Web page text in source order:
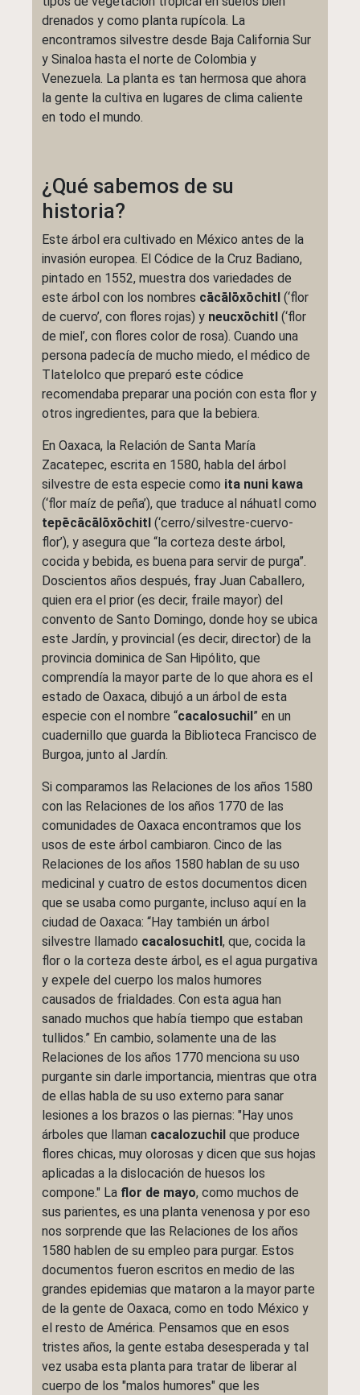
drenados y como planta rupícola. La
encontramos silvestre desde Baja California Sur
y Sinaloa hasta el norte de Colombia y
Venezuela. La planta es tan hermosa que ahora
la gente la cultiva en lugares de clima caliente
en todo el mundo.
¿Qué sabemos de su
historia?
Este árbol era cultivado en México antes de la
invasión europea. El Códice de la Cruz Badiano,
pintado en 1552, muestra dos variedades de
este árbol con los nombres cācālōxōchitl (‘flor
de cuervo’, con flores rojas) y neucxōchitl (‘flor
de miel’, con flores color de rosa). Cuando una
persona padecía de mucho miedo, el médico de
Tlatelolco que preparó este códice
recomendaba preparar una poción con esta flor y
otros ingredientes, para que la bebiera.
En Oaxaca, la Relación de Santa María
Zacatepec, escrita en 1580, habla del árbol
silvestre de esta especie como ita nuni kawa
(‘flor maíz de peña’), que traduce al náhuatl como
tepēcācālōxōchitl (‘cerro/silvestre-cuervo-
flor’), y asegura que “la corteza deste árbol,
cocida y bebida, es buena para servir de purga”.
Doscientos años después, fray Juan Caballero,
quien era el prior (es decir, fraile mayor) del
convento de Santo Domingo, donde hoy se ubica
este Jardín, y provincial (es decir, director) de la
provincia dominica de San Hipólito, que
comprendía la mayor parte de lo que ahora es el
estado de Oaxaca, dibujó a un árbol de esta
especie con el nombre “cacalosuchil” en un
cuadernillo que guarda la Biblioteca Francisco de
Burgoa, junto al Jardín.
Si comparamos las Relaciones de los años 1580
con las Relaciones de los años 1770 de las
comunidades de Oaxaca encontramos que los
usos de este árbol cambiaron. Cinco de las
Relaciones de los años 1580 hablan de su uso
medicinal y cuatro de estos documentos dicen
que se usaba como purgante, incluso aquí en la
ciudad de Oaxaca: “Hay también un árbol
silvestre llamado cacalosuchitl, que, cocida la
flor o la corteza deste árbol, es el agua purgativa
y expele del cuerpo los malos humores
causados de frialdades. Con esta agua han
sanado muchos que había tiempo que estaban
tullidos.” En cambio, solamente una de las
Relaciones de los años 1770 menciona su uso
purgante sin darle importancia, mientras que otra
de ellas habla de su uso externo para sanar
lesiones a los brazos o las piernas: "Hay unos
árboles que llaman cacalozuchil que produce
flores chicas, muy olorosas y dicen que sus hojas
aplicadas a la dislocación de huesos los
compone." La flor de mayo, como muchos de
sus parientes, es una planta venenosa y por eso
nos sorprende que las Relaciones de los años
1580 hablen de su empleo para purgar. Estos
documentos fueron escritos en medio de las
grandes epidemias que mataron a la mayor parte
de la gente de Oaxaca, como en todo México y
el resto de América. Pensamos que en esos
tristes años, la gente estaba desesperada y tal
vez usaba esta planta para tratar de liberar al
cuerpo de los "malos humores" que les